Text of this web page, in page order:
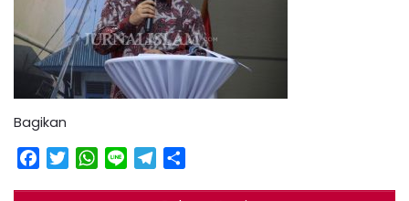
Bagikan
Facebook
TwitterWhatsApp
Line Telegram